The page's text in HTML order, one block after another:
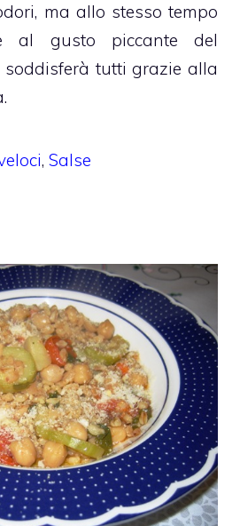
ma allo stesso tempo
al gusto piccante del
soddisferà tutti grazie alla
,Salse